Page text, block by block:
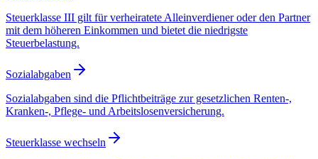
Steuerklasse III gilt für verheiratete Alleinverdiener oder den Partner
mit dem höheren Einkommen und bietet die niedrigste
Steuerbelastung.
Sozialabgaben
Sozialabgaben sind die Pflichtbeiträge zur gesetzlichen Renten-,
Kranken-, Pflege- und Arbeitslosenversicherung.
Steuerklasse wechseln